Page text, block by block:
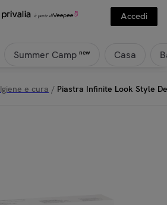
Accedi
Summer Camp new Casa
Igiene e cura / Piastra Infinite Look Style